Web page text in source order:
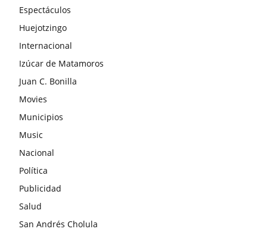
Espectáculos
Huejotzingo
Internacional
Izúcar de Matamoros
Juan C. Bonilla
Movies
Municipios
Music
Nacional
Política
Publicidad
Salud
San Andrés Cholula